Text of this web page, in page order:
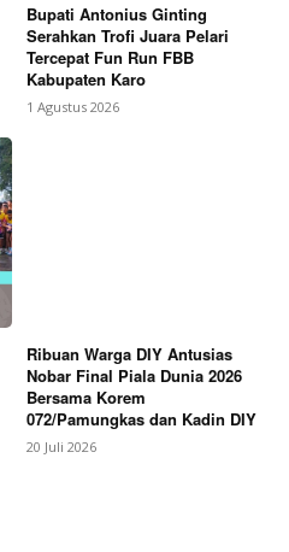
Bupati Antonius Ginting
Serahkan Trofi Juara Pelari
Tercepat Fun Run FBB
Kabupaten Karo
1 Agustus 2026
Ribuan Warga DIY Antusias
Nobar Final Piala Dunia 2026
Bersama Korem
072/Pamungkas dan Kadin DIY
20 Juli 2026